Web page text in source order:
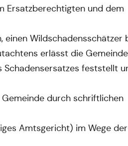
Ersatzberechtigten und dem
Wildschadensschätzer
erlässt die
feststellt
durch schriftlichen
Amtsgericht) im Wege